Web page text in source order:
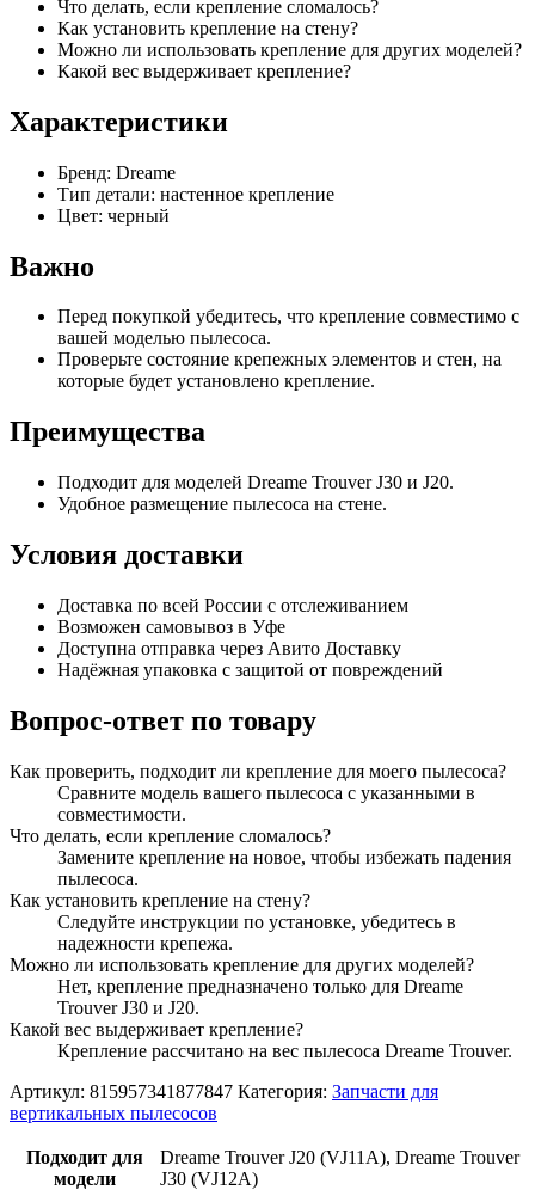
Что делать, если крепление сломалось?
Как установить крепление на стену?
Можно ли использовать крепление для других моделей?
Какой вес выдерживает крепление?
Характеристики
Бренд: Dreame
Тип детали: настенное крепление
Цвет: черный
Важно
Перед покупкой убедитесь, что крепление совместимо с
вашей моделью пылесоса.
Проверьте состояние крепежных элементов и стен, на
которые будет установлено крепление.
Преимущества
Подходит для моделей Dreame Trouver J30 и J20.
Удобное размещение пылесоса на стене.
Условия доставки
Доставка по всей России с отслеживанием
Возможен самовывоз в Уфе
Доступна отправка через Авито Доставку
Надёжная упаковка с защитой от повреждений
Вопрос-ответ по товару
Как проверить, подходит ли крепление для моего пылесоса?
Сравните модель вашего пылесоса с указанными в
совместимости.
Что делать, если крепление сломалось?
Замените крепление на новое, чтобы избежать падения
пылесоса.
Как установить крепление на стену?
Следуйте инструкции по установке, убедитесь в
надежности крепежа.
Можно ли использовать крепление для других моделей?
Нет, крепление предназначено только для Dreame
Trouver J30 и J20.
Какой вес выдерживает крепление?
Крепление рассчитано на вес пылесоса Dreame Trouver.
Артикул: 815957341877847 Категория: Запчасти для
вертикальных пылесосов
Подходит для
модели
Dreame Trouver J20 (VJ11A), Dreame Trouver
J30 (VJ12A)